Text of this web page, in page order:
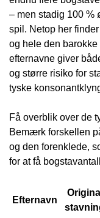
– men stadig 100 %
spil. Netop her
og hele den
efternavne giver
og større risiko for
tyske
Få overblik over de
Bemærk forskellen
og den forenklede,
for at få
Efternavn
Original